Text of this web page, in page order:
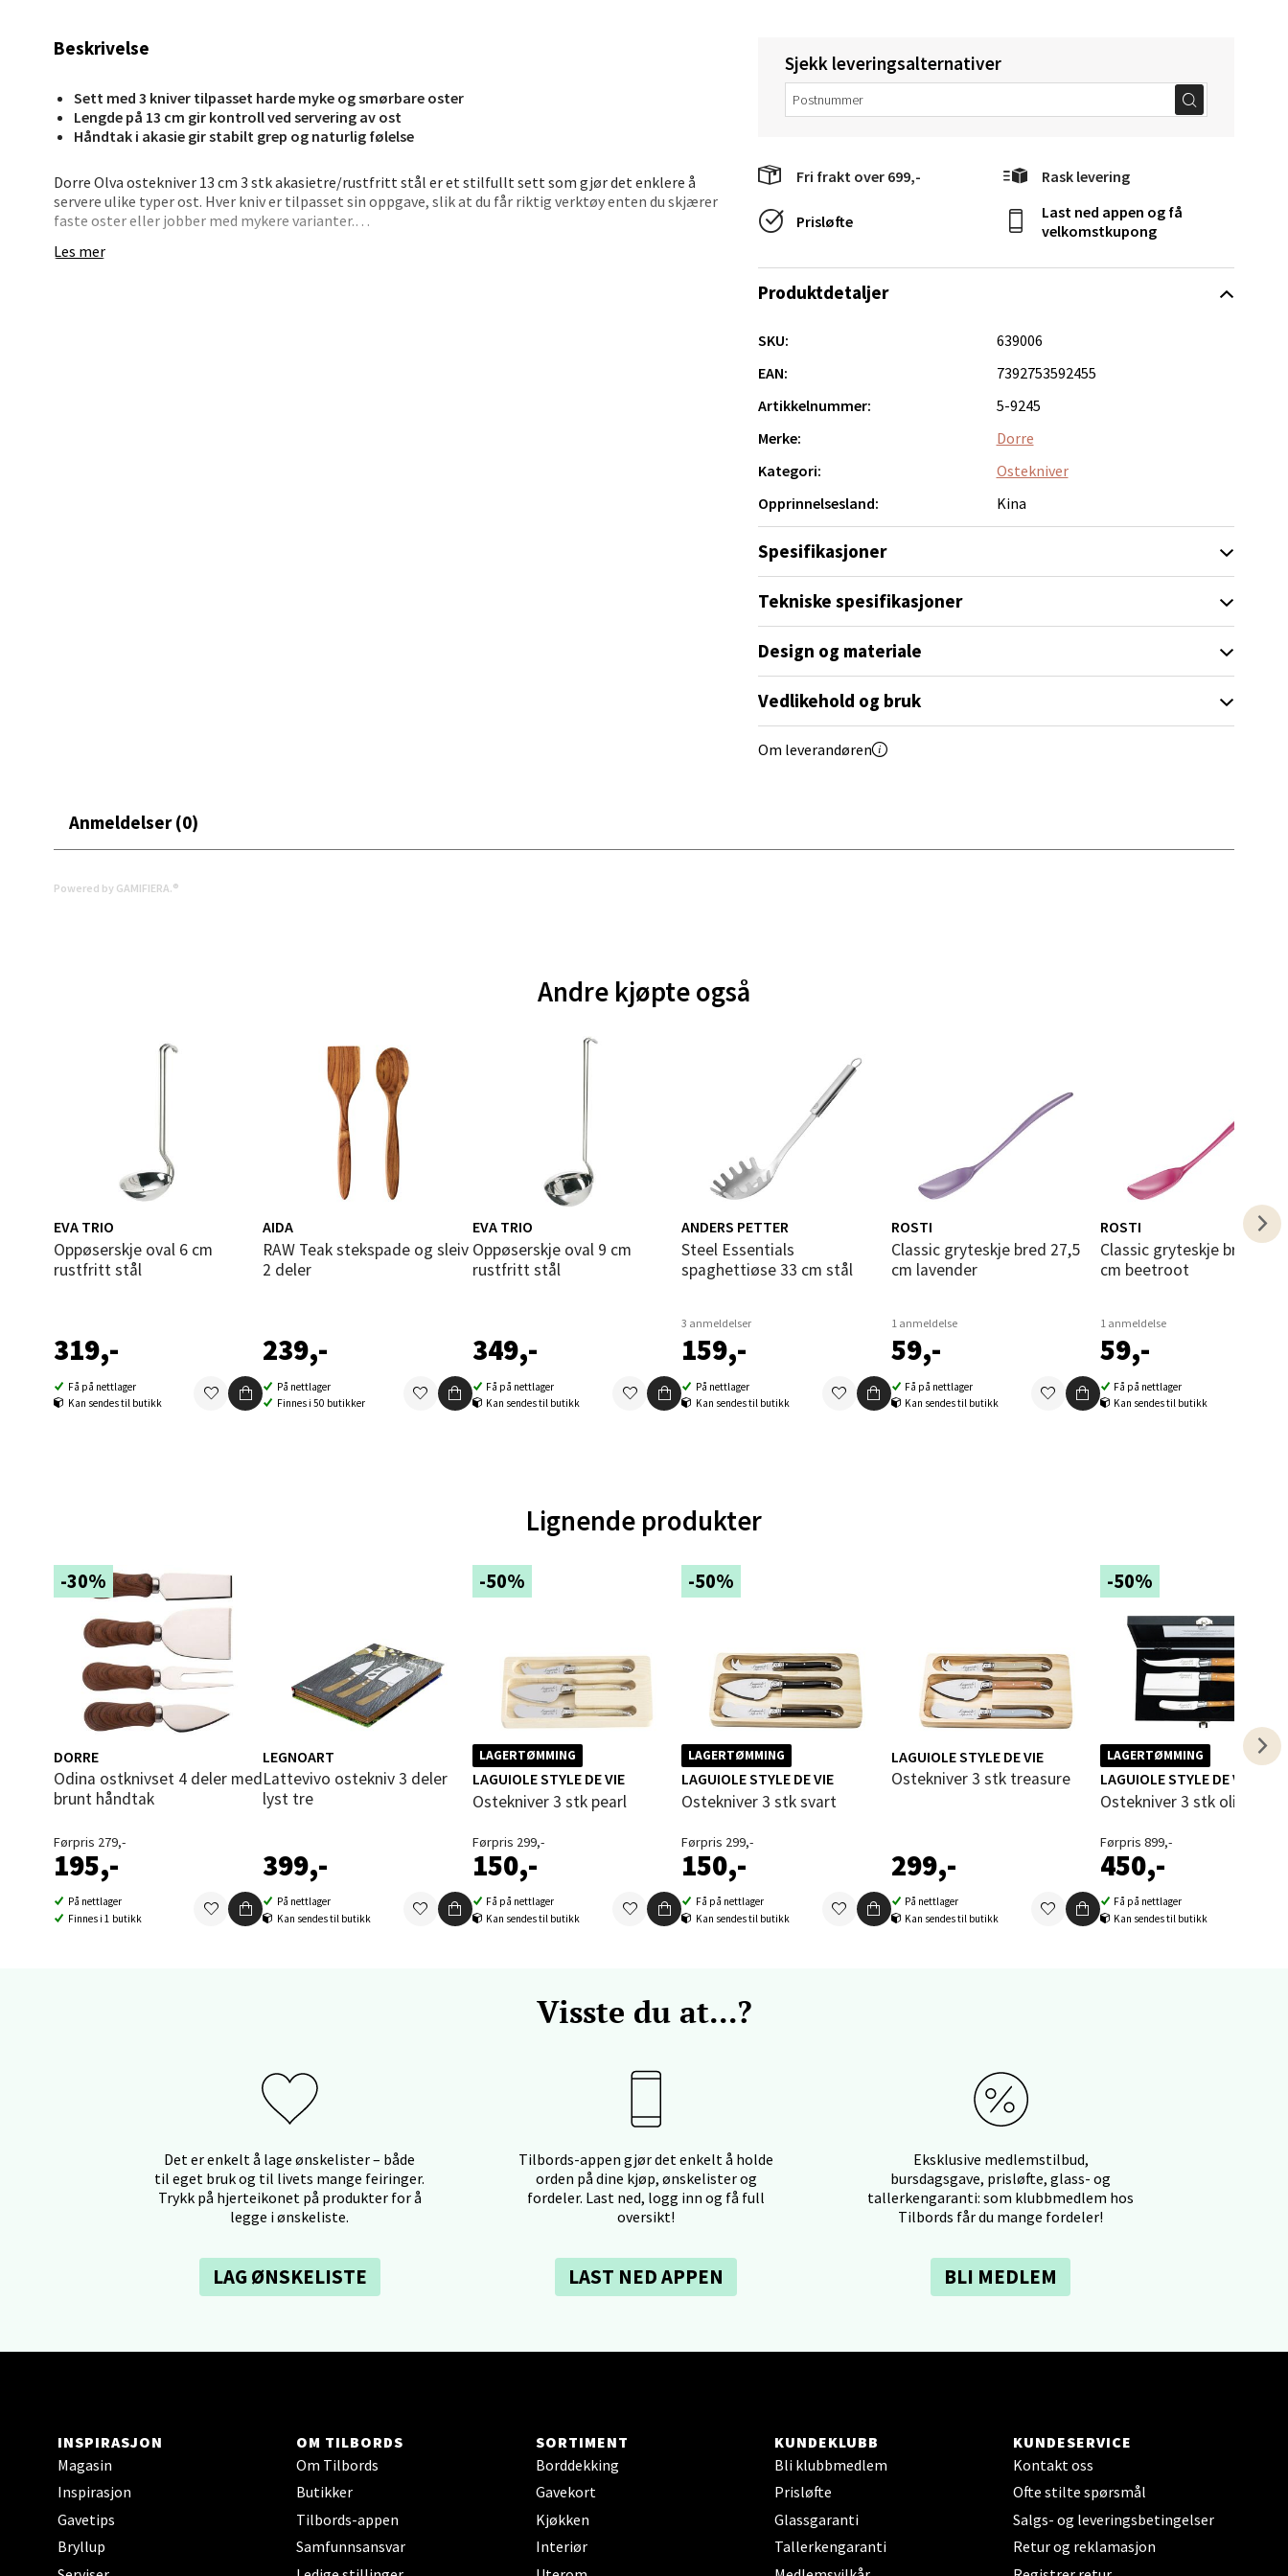
Beskrivelse
Sett med 3 kniver tilpasset harde myke og smørbare oster
Lengde på 13 cm gir kontroll ved servering av ost
Håndtak i akasie gir stabilt grep og naturlig følelse
Dorre Olva ostekniver 13 cm 3 stk akasietre/rustfritt stål er et stilfullt sett som gjør det enklere å
servere ulike typer ost. Hver kniv er tilpasset sin oppgave, slik at du får riktig verktøy enten du skjærer
faste oster eller jobber med mykere varianter.
Håndtakene i akasie gir en behagelig og naturlig følelse, mens stålet sørger for presise snitt. Knivene
Les mer
Sjekk leveringsalternativer
Fri frakt over 699,- Rask levering
Prisløfte
Last ned appen og få
velkomstkupong
Produktdetaljer
SKU:
639006
EAN:
7392753592455
Artikkelnummer:
5-9245
Merke:
Dorre
Kategori:
Ostekniver
Opprinnelsesland:
Kina
Spesifikasjoner
Tekniske spesifikasjoner
Design og materiale
Vedlikehold og bruk
Om leverandøren
Anmeldelser (0)
Powered by GAMIFIERA.®
Andre kjøpte også
EVA TRIO
Oppøserskje oval 6 cm
rustfritt stål
319,-
Få på nettlager
Kan sendes til butikk
AIDA
RAW Teak stekspade og sleiv
2 deler
239,-
På nettlager
Finnes i 50 butikker
EVA TRIO
Oppøserskje oval 9 cm
rustfritt stål
349,-
Få på nettlager
Kan sendes til butikk
ANDERS PETTER
Steel Essentials
spaghettiøse 33 cm stål
3 anmeldelser
159,-
På nettlager
Kan sendes til butikk
ROSTI
Classic gryteskje bred 27,5
cm lavender
1 anmeldelse
59,-
Få på nettlager
Kan sendes til butikk
ROSTI
Classic gryteskje bred 27,5
cm beetroot
1 anmeldelse
59,-
Få på nettlager
Kan sendes til butikk
Lignende produkter
-30%
DORRE
Odina ostknivset 4 deler med
brunt håndtak
Førpris 279,-
195,-
På nettlager
Finnes i 1 butikk
LEGNOART
Lattevivo ostekniv 3 deler
lyst tre
399,-
På nettlager
Kan sendes til butikk
-50%
LAGERTØMMING
LAGUIOLE STYLE DE VIE
Ostekniver 3 stk pearl
Førpris 299,-
150,-
Få på nettlager
Kan sendes til butikk
-50%
LAGERTØMMING
LAGUIOLE STYLE DE VIE
Ostekniver 3 stk svart
Førpris 299,-
150,-
Få på nettlager
Kan sendes til butikk
LAGUIOLE STYLE DE VIE
Ostekniver 3 stk treasure
299,-
På nettlager
Kan sendes til butikk
-50%
LAGERTØMMING
LAGUIOLE STYLE DE VIE
Ostekniver 3 stk olive
Førpris 899,-
450,-
Få på nettlager
Kan sendes til butikk
Visste du at...?
Det er enkelt å lage ønskelister – både
til eget bruk og til livets mange feiringer.
Trykk på hjerteikonet på produkter for å
legge i ønskeliste.
LAG ØNSKELISTE
Tilbords-appen gjør det enkelt å holde
orden på dine kjøp, ønskelister og
fordeler. Last ned, logg inn og få full
oversikt!
LAST NED APPEN
Eksklusive medlemstilbud,
bursdagsgave, prisløfte, glass- og
tallerkengaranti: som klubbmedlem hos
Tilbords får du mange fordeler!
BLI MEDLEM
INSPIRASJON
Magasin
Inspirasjon
Gavetips
Bryllup
OM TILBORDS
Om Tilbords
Butikker
Tilbords-appen
Samfunnsansvar
SORTIMENT
Borddekking
Gavekort
Kjøkken
Interiør
KUNDEKLUBB
Bli klubbmedlem
Prisløfte
Glassgaranti
Tallerkengaranti
KUNDESERVICE
Kontakt oss
Ofte stilte spørsmål
Salgs- og leveringsbetingelser
Retur og reklamasjon
Madla
Madlakrossen nr 9, 4042 Stavanger
0 i butikk
g
Velg
Velg
Åpent i dag 10-20
0 i butikk
Narvik - Thon Senter Malmporten
Bolagsgata 1, 8514 Narvik
Åpent i dag 10-20
Folke Bernadottes vei 52, 5147 Fyllingsdalen
Åpent i dag 10-21
0 i butikk
Velg
Aunasenteret, Sunndalsvegen 3, 7340 Oppdal
Orkanger - Thon Senter Orkanger
Thon Senter Orkanger, Orkdalsveien 113, 7300 Orkanger
Åpent i dag 09-20
Velg
Sandvika - Thon Senter Sandvika
Brodtkorbsgate 7, 1338 Sandvika
Åpent i dag 10-21
0 i butikk
Velg
Bergen - Thon Senter Sartor
Trondheim - Sirkus Shopping
Ski - Thon Senter Ski
0 i butikk
Sortland - Sortland Storsenter
Strangata 26, 8400 Sortland